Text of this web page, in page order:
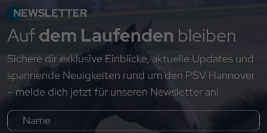
NEWSLETTER
Aufdem Laufenden bleiben
Sichere dir exklusive Einblicke, aktuelle Updates und
spannende Neuigkeiten rund um den PSV Hannover
– melde dich jetzt für unseren Newsletter an!